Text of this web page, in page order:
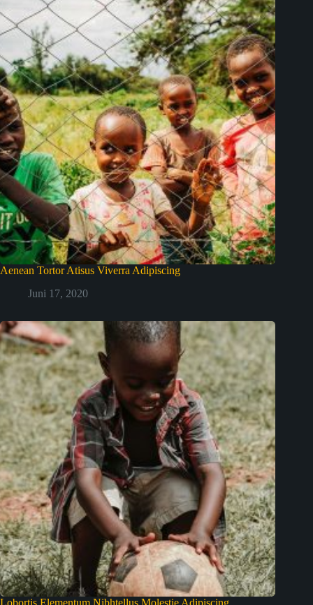
Aenean Tortor Atisus Viverra Adipiscing
Juni 17, 2020
Lobortis Elementum Nibhtellus Molestie Adipiscing